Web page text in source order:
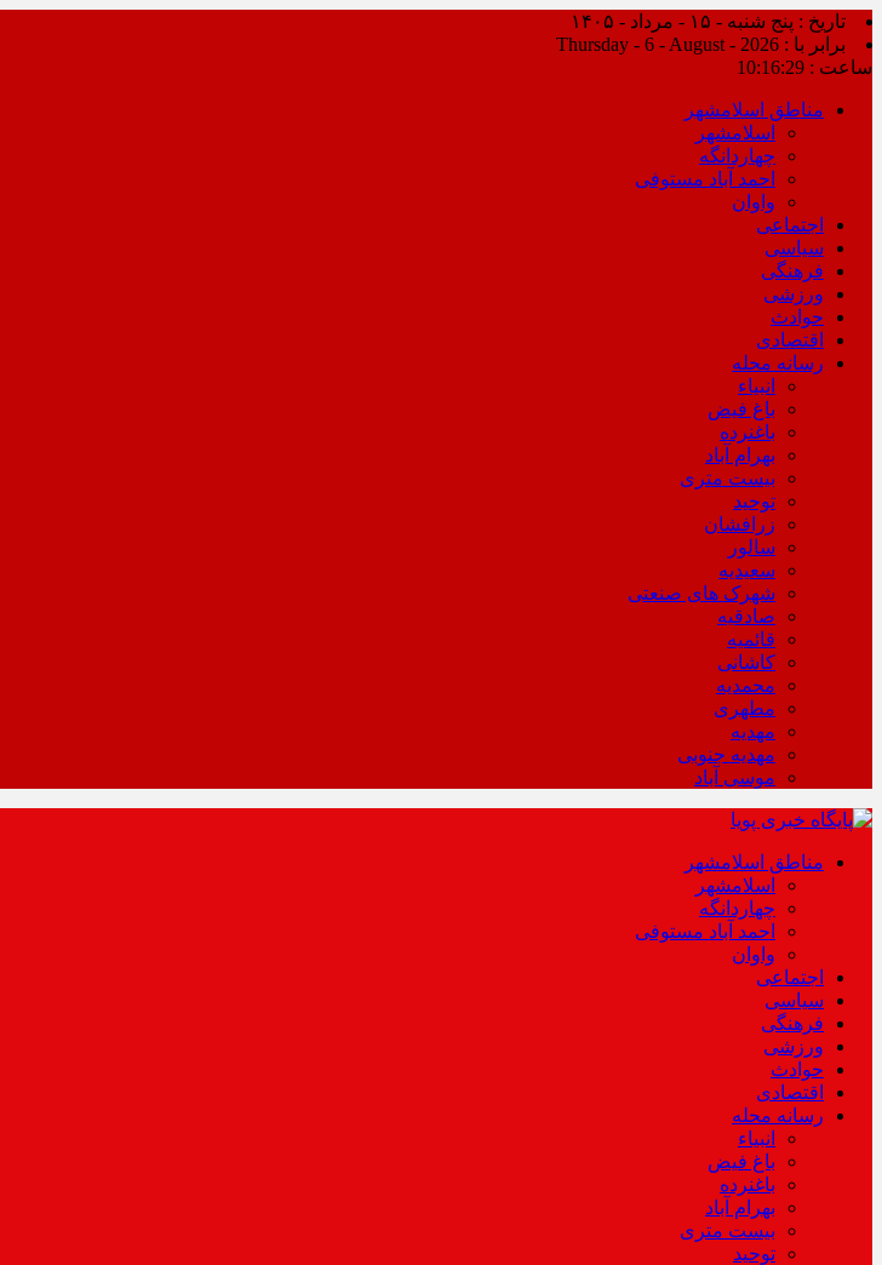
تاریخ : پنج شنبه - ۱۵ - مرداد - ۱۴۰۵
برابر با : Thursday - 6 - August - 2026
ساعت : 10:16:29
مناطق اسلامشهر
اسلامشهر
چهاردانگه
احمد آباد مستوفی
واوان
اجتماعی
سیاسی
فرهنگی
ورزشی
حوادث
اقتصادی
رسانه محله
انبیاء
باغ فیض
باغنرده
بهرام آباد
بیست متری
توحید
زرافشان
سالور
سعیدیه
شهرک های صنعتی
صادقیه
قائمیه
کاشانی
محمدیه
مطهری
مهدیه
مهدیه جنوبی
موسی آباد
مناطق اسلامشهر
اسلامشهر
چهاردانگه
احمد آباد مستوفی
واوان
اجتماعی
سیاسی
فرهنگی
ورزشی
حوادث
اقتصادی
رسانه محله
انبیاء
باغ فیض
باغنرده
بهرام آباد
بیست متری
توحید